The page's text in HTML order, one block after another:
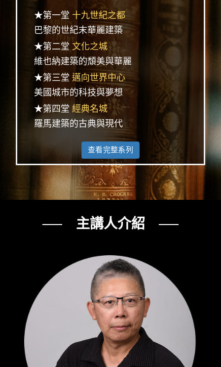
★第一堂 十九世紀之都
巴黎的世紀末華麗建築
★第二堂 文化之城
維也納建築的頹美與華麗
★第三堂 邁向世界中心
美國城市的科技與夢想
★第四堂 經典名城
羅馬建築的古典與現代
查看完整系列
── 主講人介紹 ──